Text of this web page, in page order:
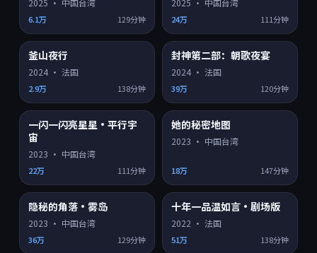
2025 · 中国台湾
6.1万 129分钟
2025 · 中国台湾
24万 111分钟
7.4
釜山夜行
2024· 法国
2.9万 138分钟
7.0
封神第二部：朝歌夜宴
2024· 法国
39万 120分钟
8.8 4K超清
一闪一闪亮星星·平行宇
宙
2023 · 中国台湾
22万 111分钟
9.1
她的秘密地图
2023 · 中国台湾
18万 147分钟
9.2
隐秘的角落·雾岛
2023 · 中国台湾
36万 129分钟
8.2 HD
十年一品温如言·剧场版
2022 · 法国
51万 138分钟